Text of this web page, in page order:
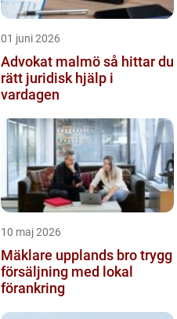
01 juni 2026
Advokat malmö så hittar du
rätt juridisk hjälp i
vardagen
10 maj 2026
Mäklare upplands bro trygg
försäljning med lokal
förankring